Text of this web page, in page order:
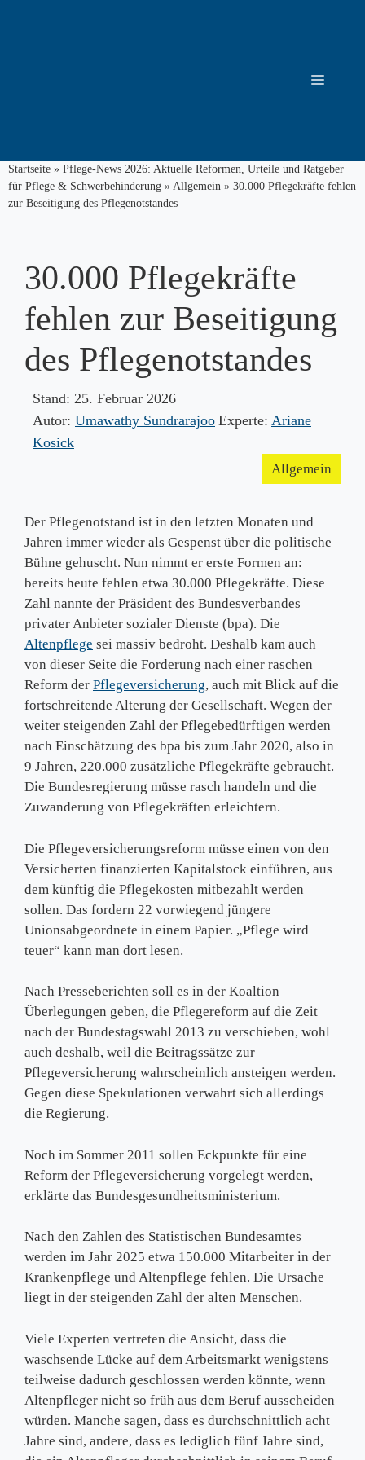
Menü
Startseite » Pflege-News 2026: Aktuelle Reformen, Urteile und Ratgeber
für Pflege & Schwerbehinderung » Allgemein » 30.000 Pflegekräfte fehlen
zur Beseitigung des Pflegenotstandes
30.000 Pflegekräfte
fehlen zur Beseitigung
des Pflegenotstandes
Stand: 25. Februar 2026
Autor: Umawathy Sundrarajoo Experte: Ariane
Kosick
Allgemein
Der Pflegenotstand ist in den letzten Monaten und
Jahren immer wieder als Gespenst über die politische
Bühne gehuscht. Nun nimmt er erste Formen an:
bereits heute fehlen etwa 30.000 Pflegekräfte. Diese
Zahl nannte der Präsident des Bundesverbandes
privater Anbieter sozialer Dienste (bpa). Die
Altenpflege sei massiv bedroht. Deshalb kam auch
von dieser Seite die Forderung nach einer raschen
Reform der Pflegeversicherung, auch mit Blick auf die
fortschreitende Alterung der Gesellschaft. Wegen der
weiter steigenden Zahl der Pflegebedürftigen werden
nach Einschätzung des bpa bis zum Jahr 2020, also in
9 Jahren, 220.000 zusätzliche Pflegekräfte gebraucht.
Die Bundesregierung müsse rasch handeln und die
Zuwanderung von Pflegekräften erleichtern.
Die Pflegeversicherungsreform müsse einen von den
Versicherten finanzierten Kapitalstock einführen, aus
dem künftig die Pflegekosten mitbezahlt werden
sollen. Das fordern 22 vorwiegend jüngere
Unionsabgeordnete in einem Papier. „Pflege wird
teuer“ kann man dort lesen.
Nach Presseberichten soll es in der Koaltion
Überlegungen geben, die Pflegereform auf die Zeit
nach der Bundestagswahl 2013 zu verschieben, wohl
auch deshalb, weil die Beitragssätze zur
Pflegeversicherung wahrscheinlich ansteigen werden.
Gegen diese Spekulationen verwahrt sich allerdings
die Regierung.
Noch im Sommer 2011 sollen Eckpunkte für eine
Reform der Pflegeversicherung vorgelegt werden,
erklärte das Bundesgesundheitsministerium.
Nach den Zahlen des Statistischen Bundesamtes
werden im Jahr 2025 etwa 150.000 Mitarbeiter in der
Krankenpflege und Altenpflege fehlen. Die Ursache
liegt in der steigenden Zahl der alten Menschen.
Viele Experten vertreten die Ansicht, dass die
waschsende Lücke auf dem Arbeitsmarkt wenigstens
teilweise dadurch geschlossen werden könnte, wenn
Altenpfleger nicht so früh aus dem Beruf ausscheiden
würden. Manche sagen, dass es durchschnittlich acht
Jahre sind, andere, dass es lediglich fünf Jahre sind,